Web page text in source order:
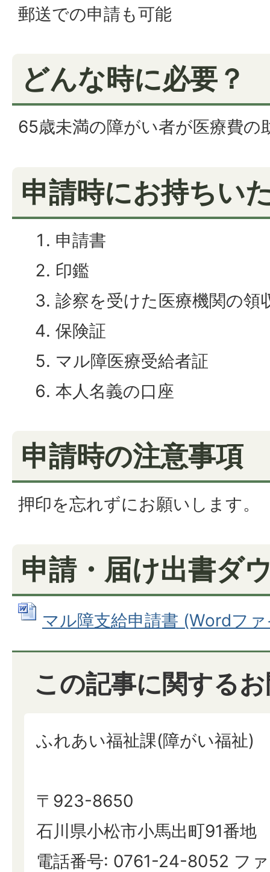
郵送での申請も可能
どんな時に必要？
65歳未満の障がい者が医療費の
申請時にお持ちい
申請書
印鑑
診察を受けた医療機関の領
保険証
マル障医療受給者証
本人名義の口座
申請時の注意事項
押印を忘れずにお願いします。
申請・届け出書ダ
マル障支給申請書 (Wordフ
この記事に関する
ふれあい福祉課(障がい福祉)
〒923-8650
石川県小松市小馬出町91番地
電話番号: 0761-24-8052 フ